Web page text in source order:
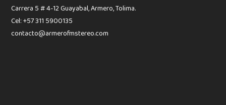
Carrera 5 # 4-12 Guayabal, Armero, Tolima.
Cel: +57 311 5900135
contacto@armerofmstereo.com